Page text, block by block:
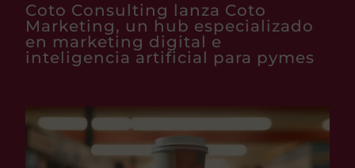
Coto Consulting lanza Coto
Marketing, un hub especializado
en marketing digital e
inteligencia artificial para pymes